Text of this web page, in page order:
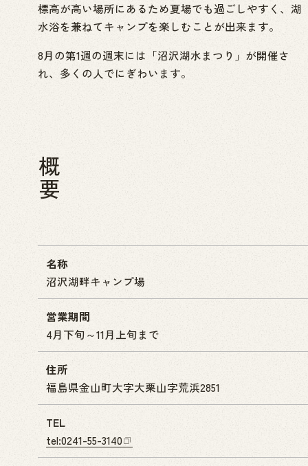
標高が高い場所にあるため夏場でも過ごしやすく、湖
水浴を兼ねてキャンプを楽しむことが出来ます。
8月の第1週の週末には「沼沢湖水まつり」が開催さ
れ、多くの人でにぎわいます。
概要
名称
沼沢湖畔キャンプ場
営業期間
4月下旬～11月上旬まで
住所
福島県金山町大字大栗山字荒浜2851
TEL
tel:0241-55-3140